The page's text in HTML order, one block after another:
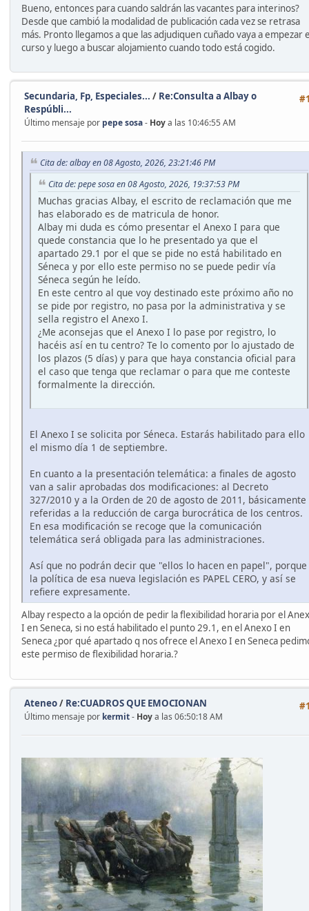
Bueno, entonces para cuando saldrán las vacantes para interinos?
Desde que cambió la modalidad de publicación cada vez se retrasa
más. Pronto llegamos a que las adjudiquen cuñado vaya a empezar
curso y luego a buscar alojamiento cuando todo está cogido.
Secundaria, Fp, Especiales... / Re:Consulta a Albay o
Respúbli...
Último mensaje por pepe sosa- Hoya las 10:46:55 AM
Cita de: albay en 08 Agosto, 2026, 23:21:46 PM
Cita de: pepe sosa en 08 Agosto, 2026, 19:37:53 PM
Muchas gracias Albay, el escrito de reclamación que me
has elaborado es de matricula de honor.
Albay mi duda es cómo presentar el Anexo I para que
quede constancia que lo he presentado ya que el
apartado 29.1 por el que se pide no está habilitado en
Séneca y por ello este permiso no se puede pedir vía
Séneca según he leído.
En este centro al que voy destinado este próximo año no
se pide por registro, no pasa por la administrativa y se
sella registro el Anexo I.
¿Me aconsejas que el Anexo I lo pase por registro, lo
hacéis así en tu centro? Te lo comento por lo ajustado de
los plazos (5 días) y para que haya constancia oficial para
el caso que tenga que reclamar o para que me conteste
formalmente la dirección.
El Anexo I se solicita por Séneca. Estarás habilitado para ello
el mismo día 1 de septiembre.
En cuanto a la presentación telemática: a finales de agosto
van a salir aprobadas dos modificaciones: al Decreto
327/2010 y a la Orden de 20 de agosto de 2011, básicamente
referidas a la reducción de carga burocrática de los centros.
En esa modificación se recoge que la comunicación
telemática será obligada para las administraciones.
Así que no podrán decir que "ellos lo hacen en papel", porque
la política de esa nueva legislación es PAPEL CERO, y así se
refiere expresamente.
Albay respecto a la opción de pedir la flexibilidad horaria por el
I en Seneca, si no está habilitado el punto 29.1, en el Anexo I en
Seneca ¿por qué apartado q nos ofrece el Anexo I en Seneca
este permiso de flexibilidad horaria.?
Ateneo/ Re:CUADROS QUE EMOCIONAN
Último mensaje por kermit- Hoya las 06:50:18 AM